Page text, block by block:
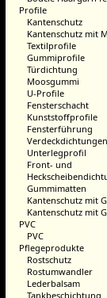
Profile
Kantenschutz
Kantenschutz mit
Textilprofile
Gummiprofile
Türdichtung
Moosgummi
U-Profile
Fensterschacht
Kunststoffprofile
Fensterführung
Verdeckdichtungen
Unterlegprofil
Front- und
Gummimatten
Kantenschutz mit
Kantenschutz mit
PVC
PVC
Pflegeprodukte
Rostschutz
Rostumwandler
Lederbalsam
Tankbeschichtung